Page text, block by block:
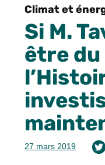
Climat et
Si M.
être du
27 mars 2019